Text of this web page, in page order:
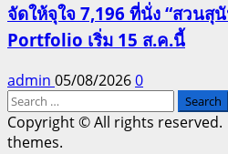
จัดให้จุใจ 7,196 ที่นั่ง “สวนสุ
Portfolio เริ่ม 15 ส.ค.นี้
admin 05/08/20260
Search
for:
Copyright © All rights reserved.
themes.